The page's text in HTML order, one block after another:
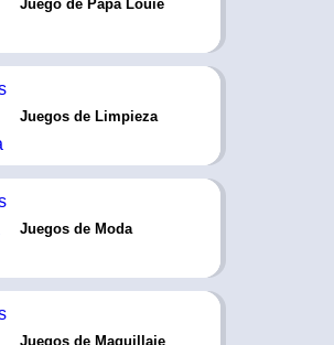
Juego de Papa Louie
Juegos de Limpieza
Juegos de Moda
Juegos de Maquillaje